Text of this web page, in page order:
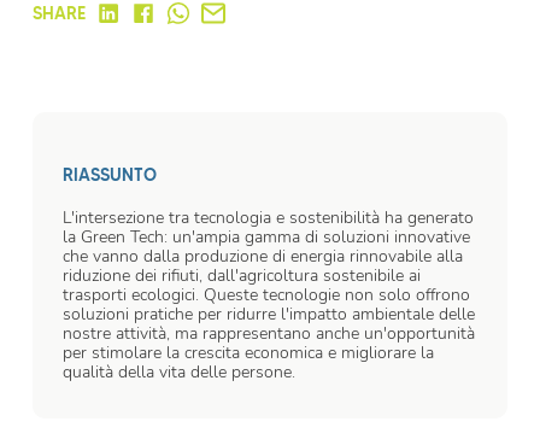
SHARE
RIASSUNTO
L'intersezione tra tecnologia e sostenibilità ha generato
la Green Tech: un'ampia gamma di soluzioni innovative
che vanno dalla produzione di energia rinnovabile alla
riduzione dei rifiuti, dall'agricoltura sostenibile ai
trasporti ecologici. Queste tecnologie non solo offrono
soluzioni pratiche per ridurre l'impatto ambientale delle
nostre attività, ma rappresentano anche un'opportunità
per stimolare la crescita economica e migliorare la
qualità della vita delle persone.